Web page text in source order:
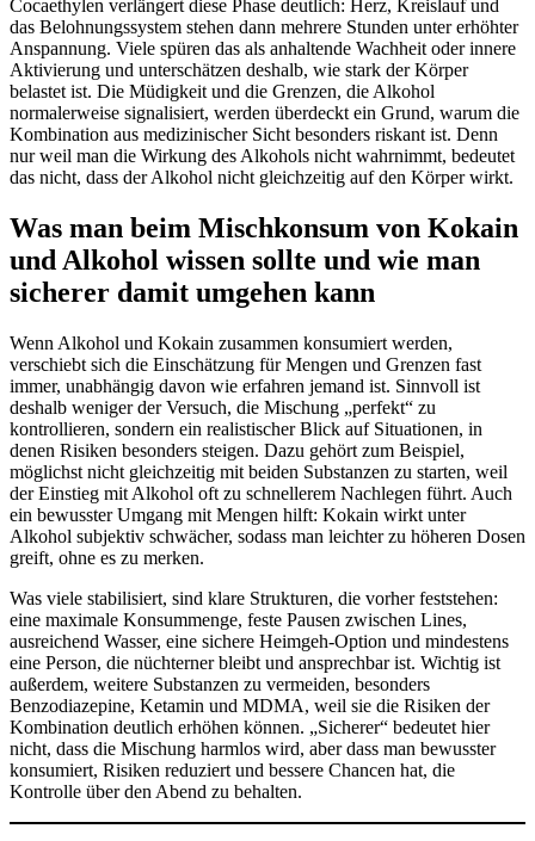
Cocaethylen verlängert diese Phase deutlich: Herz, Kreislauf und
das Belohnungssystem stehen dann mehrere Stunden unter erhöhter
Anspannung. Viele spüren das als anhaltende Wachheit oder innere
Aktivierung und unterschätzen deshalb, wie stark der Körper
belastet ist. Die Müdigkeit und die Grenzen, die Alkohol
normalerweise signalisiert, werden überdeckt ein Grund, warum die
Kombination aus medizinischer Sicht besonders riskant ist. Denn
nur weil man die Wirkung des Alkohols nicht wahrnimmt, bedeutet
das nicht, dass der Alkohol nicht gleichzeitig auf den Körper wirkt.
Was man beim Mischkonsum von Kokain
und Alkohol wissen sollte und wie man
sicherer damit umgehen kann
Wenn Alkohol und Kokain zusammen konsumiert werden,
verschiebt sich die Einschätzung für Mengen und Grenzen fast
immer, unabhängig davon wie erfahren jemand ist. Sinnvoll ist
deshalb weniger der Versuch, die Mischung „perfekt“ zu
kontrollieren, sondern ein realistischer Blick auf Situationen, in
denen Risiken besonders steigen. Dazu gehört zum Beispiel,
möglichst nicht gleichzeitig mit beiden Substanzen zu starten, weil
der Einstieg mit Alkohol oft zu schnellerem Nachlegen führt. Auch
ein bewusster Umgang mit Mengen hilft: Kokain wirkt unter
Alkohol subjektiv schwächer, sodass man leichter zu höheren Dosen
greift, ohne es zu merken.
Was viele stabilisiert, sind klare Strukturen, die vorher feststehen:
eine maximale Konsummenge, feste Pausen zwischen Lines,
ausreichend Wasser, eine sichere Heimgeh-Option und mindestens
eine Person, die nüchterner bleibt und ansprechbar ist. Wichtig ist
außerdem, weitere Substanzen zu vermeiden, besonders
Benzodiazepine, Ketamin und MDMA, weil sie die Risiken der
Kombination deutlich erhöhen können. „Sicherer“ bedeutet hier
nicht, dass die Mischung harmlos wird, aber dass man bewusster
konsumiert, Risiken reduziert und bessere Chancen hat, die
Kontrolle über den Abend zu behalten.